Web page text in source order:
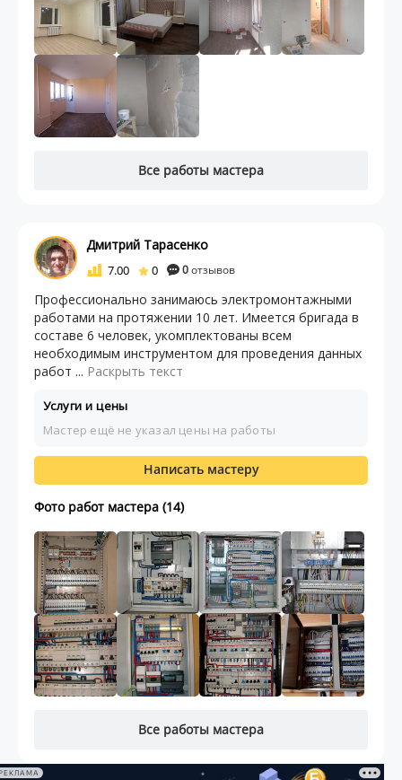
Все работы мастера
Дмитрий Тарасенко
7.00 0 0отзывов
Профессионально занимаюсь электромонтажными
работами на протяжении 10 лет. Имеется бригада в
составе 6 человек, укомплектованы всем
необходимым инструментом для проведения данных
работ ... Раскрыть текст
Услуги и цены
Мастер ещё не указал цены на работы
Написать мастеру
Фото работ мастера (14)
Все работы мастера